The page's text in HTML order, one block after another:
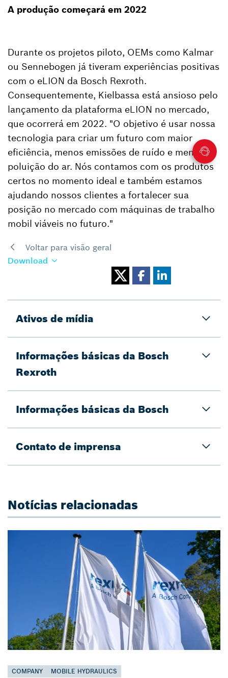
A produção começará em 2022
Durante os projetos piloto, OEMs como Kalmar
ou Sennebogen já tiveram experiências positivas
com o eLION da Bosch Rexroth.
Consequentemente, Kielbassa está ansioso pelo
lançamento da plataforma eLION no mercado,
que ocorrerá em 2022. "O objetivo é usar nossa
tecnologia para criar um futuro com maior
eficiência, menos emissões de ruído e menor
poluição do ar. Nós contamos com os produtos
certos no momento ideal e também estamos
ajudando nossos clientes a fortalecer sua
posição no mercado com máquinas de trabalho
mobil viáveis no futuro."
Voltar para visão geral
Download
Ativos de mídia
Informações básicas da Bosch
Rexroth
Informações básicas da Bosch
Contato de imprensa
Notícias relacionadas
COMPANY MOBILE HYDRAULICS